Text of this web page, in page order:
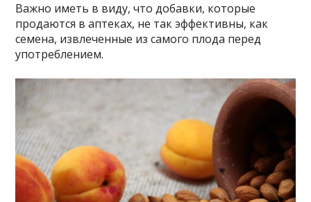
Важно иметь в виду, что добавки, которые
продаются в аптеках, не так эффективны, как
семена, извлеченные из самого плода перед
употреблением.